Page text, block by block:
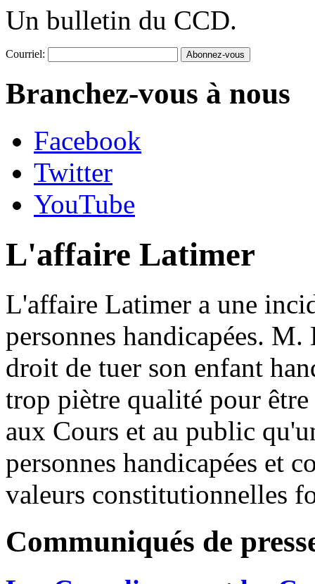
Un bulletin du CCD.
Courriel:
Branchez-vous à nous
Facebook
Twitter
YouTube
L'affaire Latimer
L'affaire Latimer a une
personnes handicapées.
droit de tuer son enfant
trop piètre qualité pour
aux Cours et au public
personnes handicapées et
valeurs constitutionnelles
Communiqués de